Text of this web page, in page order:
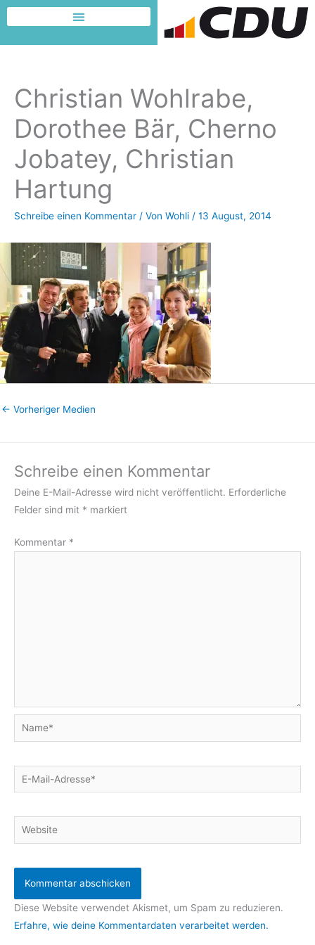
Zum
Inhalt
springen
Christian Wohlrabe,
Dorothee Bär, Cherno
Jobatey, Christian
Hartung
Schreibe einen Kommentar / Von Wohli / 13 August, 2014
← Vorheriger Medien
Schreibe einen Kommentar
Deine E-Mail-Adresse wird nicht veröffentlicht. Erforderliche
Felder sind mit * markiert
Kommentar *
Name*
E-
Mail-
Website
Diese Website verwendet Akismet, um Spam zu reduzieren.
Erfahre, wie deine Kommentardaten verarbeitet werden.